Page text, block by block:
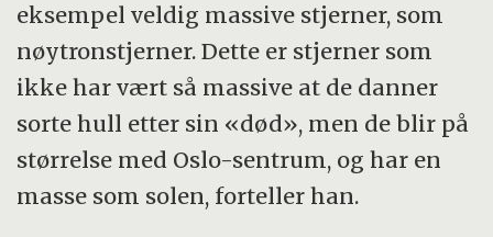
eksempel veldig massive stjerner, som
nøytronstjerner. Dette er stjerner som
ikke har vært så massive at de danner
sorte hull etter sin «død», men de blir på
størrelse med Oslo-sentrum, og har en
masse som solen, forteller han.